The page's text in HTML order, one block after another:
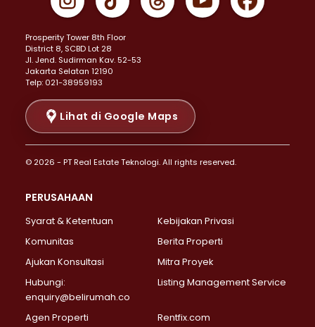
Properti Dijual di Johar Baru >
Properti Dijual di Menteng >
Properti Dijual di Senen >
Properti Dijual di Tanah Abang >
Properti Dijual di Cikini >
Properti Dijual di Kramat >
Properti Dijual di Pasar Baru >
Properti Dijual di Bendungan Hilir >
Properti Dijual di Jakarta Selatan >
Properti Dijual di Lebak Bulus >
Properti Dijual di Gandaria Selatan >
Properti Dijual di Pondok Labu >
Properti Dijual di Lenteng Agung >
Properti Dijual di Senayan >
Properti Dijual di Pondok Pinang >
Prosperity Tower 8th Floor
District 8, SCBD Lot 28
JI. Jend. Sudirman Kav. 52-53
Jakarta Selatan 12190
Telp: 021-38959193
Lihat di Google Maps
© 2026 - PT Real Estate Teknologi. All rights reserved.
PERUSAHAAN
Syarat & Ketentuan
Kebijakan Privasi
Komunitas
Berita Properti
Ajukan Konsultasi
Mitra Proyek
Hubungi:
enquiry@belirumah.co
Listing Management Service
Agen Properti Rentfix.com